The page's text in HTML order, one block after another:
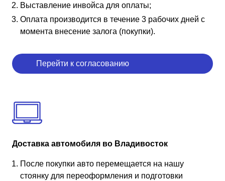
Выставление инвойса для оплаты;
Оплата производится в течение 3 рабочих дней с
момента внесение залога (покупки).
Перейти к согласованию
Доставка автомобиля во Владивосток
После покупки авто перемещается на нашу
стоянку для переоформления и подготовки